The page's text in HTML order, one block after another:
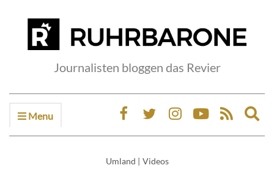
Journalisten bloggen das Revier
Menu
Umland | Videos